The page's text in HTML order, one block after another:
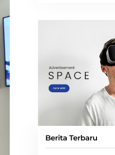
Berita Terbaru